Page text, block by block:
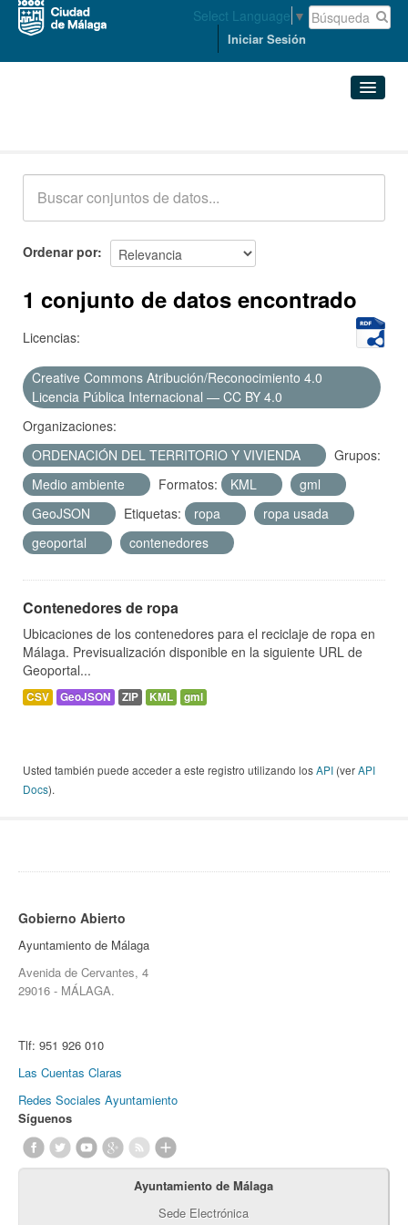
Select Language ▼
Iniciar Sesión
Acerca de
Ordenar por
1 conjunto de datos encontrado
Licencias:
Creative Commons Atribución/Reconocimiento 4.0
Licencia Pública Internacional — CC BY 4.0
Organizaciones:
ORDENACIÓN DEL TERRITORIO Y VIVIENDA
Grupos:
Medio ambiente
Formatos: KML
gml
GeoJSON
Etiquetas: ropa
ropa usada
geoportal
contenedores
Contenedores de ropa
Ubicaciones de los contenedores para el reciclaje de ropa en
Málaga. Previsualización disponible en la siguiente URL de
Geoportal...
CSV GeoJSON ZIP KML gml
Usted también puede acceder a este registro utilizando losAPI (verAPI
Docs).
Gobierno Abierto
Ayuntamiento de Málaga
Avenida de Cervantes, 4
29016 - MÁLAGA.
Tlf: 951 926 010
Las Cuentas Claras
Redes Sociales Ayuntamiento
Síguenos
Ayuntamiento de Málaga
Sede Electrónica